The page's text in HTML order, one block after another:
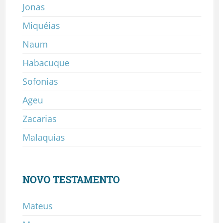
Jonas
Miquéias
Naum
Habacuque
Sofonias
Ageu
Zacarias
Malaquias
NOVO TESTAMENTO
Mateus